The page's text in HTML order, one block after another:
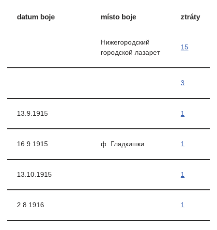
datum boje místo boje ztráty
Нижегородский
городской лазарет
15
3
13.9.1915 1
16.9.1915 ф. Гладкишки 1
13.10.1915 1
2.8.1916 1